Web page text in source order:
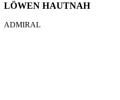
LÖWEN HAUTNAH
ADMIRAL